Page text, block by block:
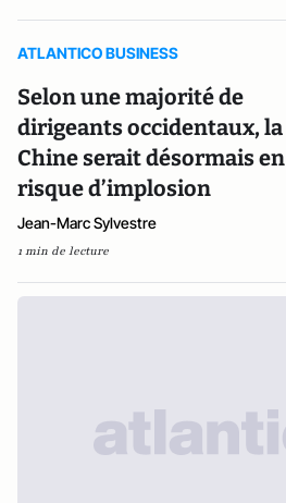
ATLANTICO BUSINESS
Selon une majorité de
dirigeants occidentaux, la
Chine serait désormais en
risque d’implosion
Jean-Marc Sylvestre
1 min de lecture